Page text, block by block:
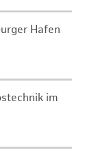
Hafen
im